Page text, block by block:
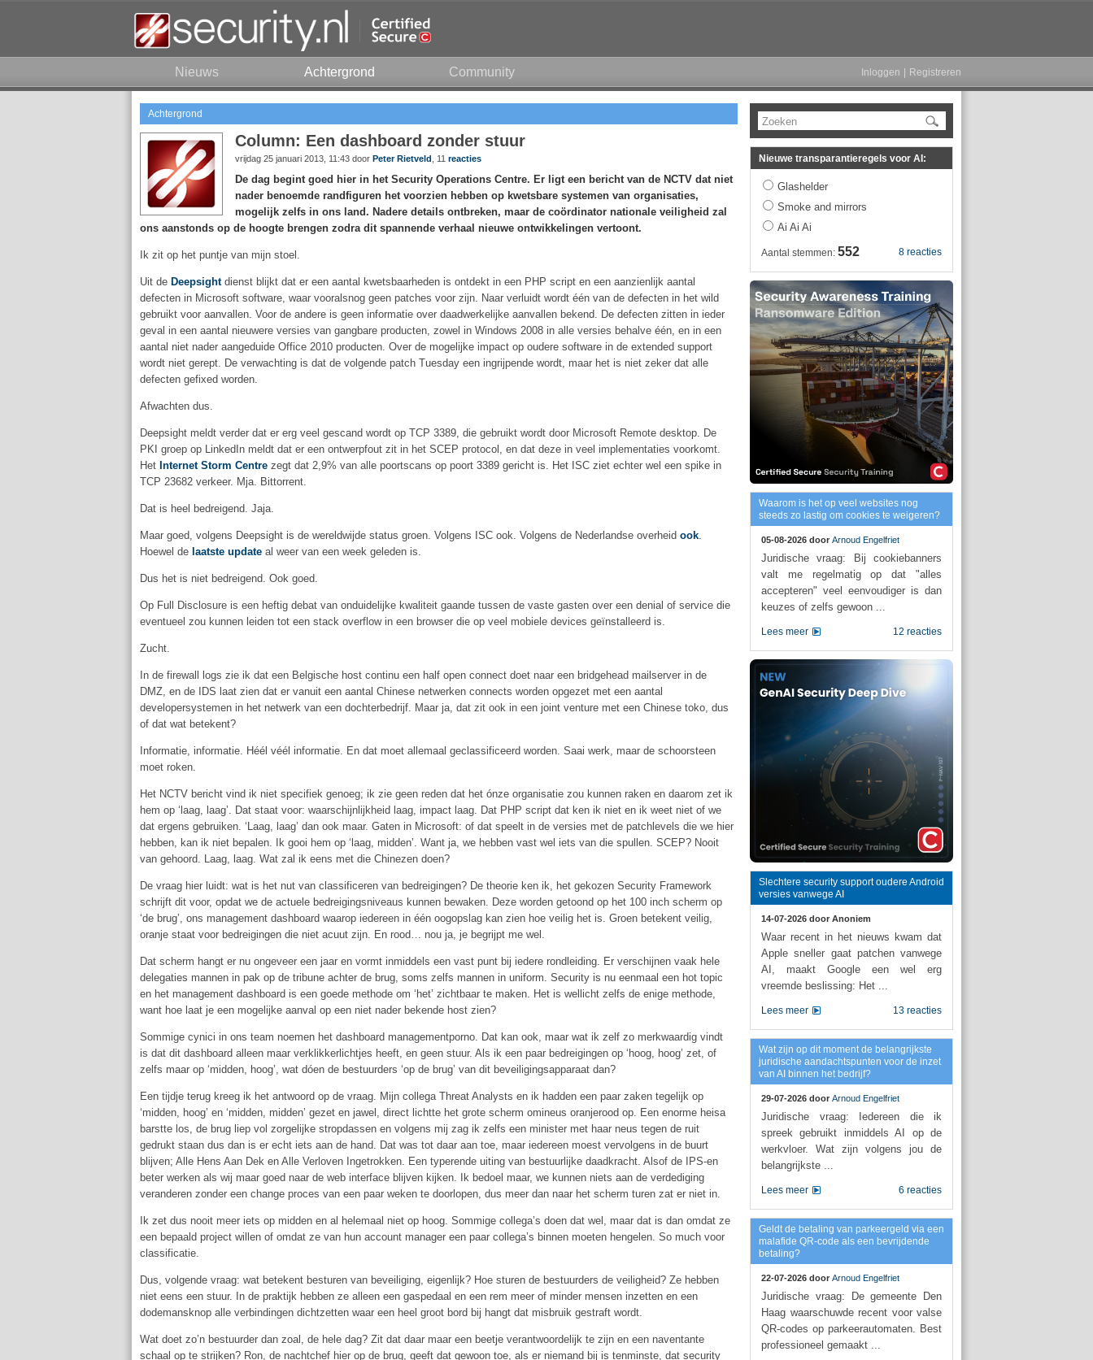
Nieuws Achtergrond Community Inloggen Registreren
Achtergrond
Column: Een dashboard zonder stuur
vrijdag 25 januari 2013, 11:43 door Peter Rietveld , 11 reacties
De dag begint goed hier in het Security Operations Centre. Er ligt een bericht van de NCTV dat niet
nader benoemde randfiguren het voorzien hebben op kwetsbare systemen van organisaties,
mogelijk zelfs in ons land. Nadere details ontbreken, maar de coördinator nationale veiligheid zal
ons aanstonds op de hoogte brengen zodra dit spannende verhaal nieuwe ontwikkelingen vertoont.
Ik zit op het puntje van mijn stoel.
Uit de Deepsightdienst blijkt dat er een aantal kwetsbaarheden is ontdekt in een PHP script en een aanzienlijk aantal
defecten in Microsoft software, waar vooralsnog geen patches voor zijn. Naar verluidt wordt één van de defecten in het wild
gebruikt voor aanvallen. Voor de andere is geen informatie over daadwerkelijke aanvallen bekend. De defecten zitten in ieder
geval in een aantal nieuwere versies van gangbare producten, zowel in Windows 2008 in alle versies behalve één, en in een
aantal niet nader aangeduide Office 2010 producten. Over de mogelijke impact op oudere software in de extended support
wordt niet gerept. De verwachting is dat de volgende patch Tuesday een ingrijpende wordt, maar het is niet zeker dat alle
defecten gefixed worden.
Afwachten dus.
Deepsight meldt verder dat er erg veel gescand wordt op TCP 3389, die gebruikt wordt door Microsoft Remote desktop. De
PKI groep op LinkedIn meldt dat er een ontwerpfout zit in het SCEP protocol, en dat deze in veel implementaties voorkomt.
Het Internet Storm Centre zegt dat 2,9% van alle poortscans op poort 3389 gericht is. Het ISC ziet echter wel een spike in
TCP 23682 verkeer. Mja. Bittorrent.
Dat is heel bedreigend. Jaja.
Maar goed, volgens Deepsight is de wereldwijde status groen. Volgens ISC ook. Volgens de Nederlandse overheid ook.
Hoewel de laatste update al weer van een week geleden is.
Dus het is niet bedreigend. Ook goed.
Op Full Disclosure is een heftig debat van onduidelijke kwaliteit gaande tussen de vaste gasten over een denial of service die
eventueel zou kunnen leiden tot een stack overflow in een browser die op veel mobiele devices geïnstalleerd is.
Zucht.
In de firewall logs zie ik dat een Belgische host continu een half open connect doet naar een bridgehead mailserver in de
DMZ, en de IDS laat zien dat er vanuit een aantal Chinese netwerken connects worden opgezet met een aantal
developersystemen in het netwerk van een dochterbedrijf. Maar ja, dat zit ook in een joint venture met een Chinese toko, dus
of dat wat betekent?
Informatie, informatie. Héél véél informatie. En dat moet allemaal geclassificeerd worden. Saai werk, maar de schoorsteen
moet roken.
Het NCTV bericht vind ik niet specifiek genoeg; ik zie geen reden dat het ónze organisatie zou kunnen raken en daarom zet ik
hem op ‘laag, laag’. Dat staat voor: waarschijnlijkheid laag, impact laag. Dat PHP script dat ken ik niet en ik weet niet of we
dat ergens gebruiken. ‘Laag, laag’ dan ook maar. Gaten in Microsoft: of dat speelt in de versies met de patchlevels die we hier
hebben, kan ik niet bepalen. Ik gooi hem op ‘laag, midden’. Want ja, we hebben vast wel iets van die spullen. SCEP? Nooit
van gehoord. Laag, laag. Wat zal ik eens met die Chinezen doen?
De vraag hier luidt: wat is het nut van classificeren van bedreigingen? De theorie ken ik, het gekozen Security Framework
schrijft dit voor, opdat we de actuele bedreigingsniveaus kunnen bewaken. Deze worden getoond op het 100 inch scherm op
‘de brug’, ons management dashboard waarop iedereen in één oogopslag kan zien hoe veilig het is. Groen betekent veilig,
oranje staat voor bedreigingen die niet acuut zijn. En rood… nou ja, je begrijpt me wel.
Dat scherm hangt er nu ongeveer een jaar en vormt inmiddels een vast punt bij iedere rondleiding. Er verschijnen vaak hele
delegaties mannen in pak op de tribune achter de brug, soms zelfs mannen in uniform. Security is nu eenmaal een hot topic
en het management dashboard is een goede methode om ‘het’ zichtbaar te maken. Het is wellicht zelfs de enige methode,
want hoe laat je een mogelijke aanval op een niet nader bekende host zien?
Sommige cynici in ons team noemen het dashboard managementporno. Dat kan ook, maar wat ik zelf zo merkwaardig vindt
is dat dit dashboard alleen maar verklikkerlichtjes heeft, en geen stuur. Als ik een paar bedreigingen op ‘hoog, hoog’ zet, of
zelfs maar op ‘midden, hoog’, wat dóen de bestuurders ‘op de brug’ van dit beveiligingsapparaat dan?
Een tijdje terug kreeg ik het antwoord op de vraag. Mijn collega Threat Analysts en ik hadden een paar zaken tegelijk op
‘midden, hoog’ en ‘midden, midden’ gezet en jawel, direct lichtte het grote scherm omineus oranjerood op. Een enorme heisa
barstte los, de brug liep vol zorgelijke stropdassen en volgens mij zag ik zelfs een minister met haar neus tegen de ruit
gedrukt staan dus dan is er echt iets aan de hand. Dat was tot daar aan toe, maar iedereen moest vervolgens in de buurt
blijven; Alle Hens Aan Dek en Alle Verloven Ingetrokken. Een typerende uiting van bestuurlijke daadkracht. Alsof de IPS-en
beter werken als wij maar goed naar de web interface blijven kijken. Ik bedoel maar, we kunnen niets aan de verdediging
veranderen zonder een change proces van een paar weken te doorlopen, dus meer dan naar het scherm turen zat er niet in.
Ik zet dus nooit meer iets op midden en al helemaal niet op hoog. Sommige collega’s doen dat wel, maar dat is dan omdat ze
een bepaald project willen of omdat ze van hun account manager een paar collega’s binnen moeten hengelen. So much voor
classificatie.
Dus, volgende vraag: wat betekent besturen van beveiliging, eigenlijk? Hoe sturen de bestuurders de veiligheid? Ze hebben
niet eens een stuur. In de praktijk hebben ze alleen een gaspedaal en een rem meer of minder mensen inzetten en een
dodemansknop alle verbindingen dichtzetten waar een heel groot bord bij hangt dat misbruik gestraft wordt.
Wat doet zo’n bestuurder dan zoal, de hele dag? Zit dat daar maar een beetje verantwoordelijk te zijn en een naventante
schaal op te strijken? Ron, de nachtchef hier op de brug, geeft dat gewoon toe, als er niemand bij is tenminste, dat security
Zoeken
Nieuwe transparantieregels voor AI:
Glashelder
Smoke and mirrors
Ai Ai Ai
8 reacties
Aantal stemmen: 552
Waarom is het op veel websites nog
steeds zo lastig om cookies te weigeren?
05-08-2026 door Arnoud Engelfriet
Juridische vraag: Bij cookiebanners
valt me regelmatig op dat "alles
accepteren" veel eenvoudiger is dan
keuzes of zelfs gewoon ...
12 reacties
Lees meer
Slechtere security support oudere Android
versies vanwege AI
14-07-2026 door Anoniem
Waar recent in het nieuws kwam dat
Apple sneller gaat patchen vanwege
AI, maakt Google een wel erg
vreemde beslissing: Het ...
13 reacties
Lees meer
Wat zijn op dit moment de belangrijkste
juridische aandachtspunten voor de inzet
van AI binnen het bedrijf?
29-07-2026 door Arnoud Engelfriet
Juridische vraag: Iedereen die ik
spreek gebruikt inmiddels AI op de
werkvloer. Wat zijn volgens jou de
belangrijkste ...
6 reacties
Lees meer
Geldt de betaling van parkeergeld via een
malafide QR-code als een bevrijdende
betaling?
22-07-2026 door Arnoud Engelfriet
Juridische vraag: De gemeente Den
Haag waarschuwde recent voor valse
QR-codes op parkeerautomaten. Best
professioneel gemaakt ...